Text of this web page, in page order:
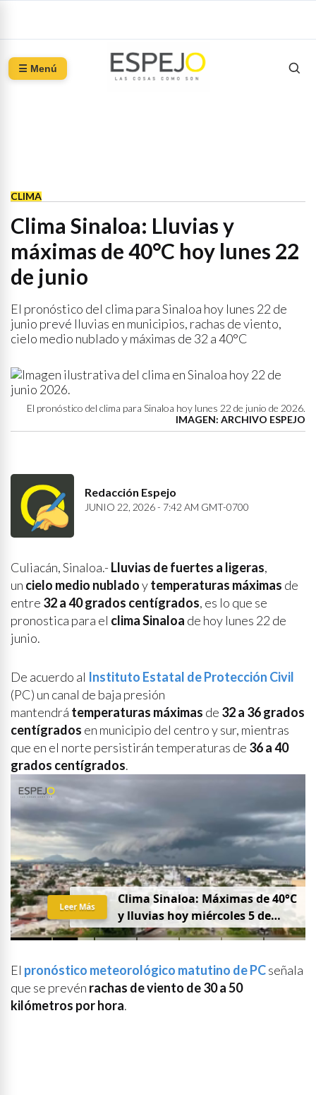
☰ Menú
CLIMA
Clima Sinaloa: Lluvias y
máximas de 40°C hoy lunes 22
de junio
El pronóstico del clima para Sinaloa hoy lunes 22 de
junio prevé lluvias en municipios, rachas de viento,
cielo medio nublado y máximas de 32 a 40°C
El pronóstico del clima para Sinaloa hoy lunes 22 de junio de 2026.
IMAGEN: ARCHIVO ESPEJO
Redacción Espejo
JUNIO 22, 2026 - 7:42 AM GMT-0700
Culiacán, Sinaloa.- Lluvias de fuertes a ligeras,
un cielo medio nubladoytemperaturas máximas de
entre 32 a 40 grados centígrados, es lo que se
pronostica para el clima Sinaloa de hoy lunes 22 de
junio.
De acuerdo al Instituto Estatal de Protección Civil
(PC) un canal de baja presión
mantendrá temperaturas máximas de 32 a 36 grados
centígrados en municipio del centro y sur, mientras
que en el norte persistirán temperaturas de 36 a 40
grados centígrados.
Clima Sinaloa: Máximas de 40°C
y lluvias hoy miércoles 5 de
agosto
Leer Más
El pronóstico meteorológico matutino de PCseñala
que se prevén rachas de viento de 30 a 50
kilómetros por hora.